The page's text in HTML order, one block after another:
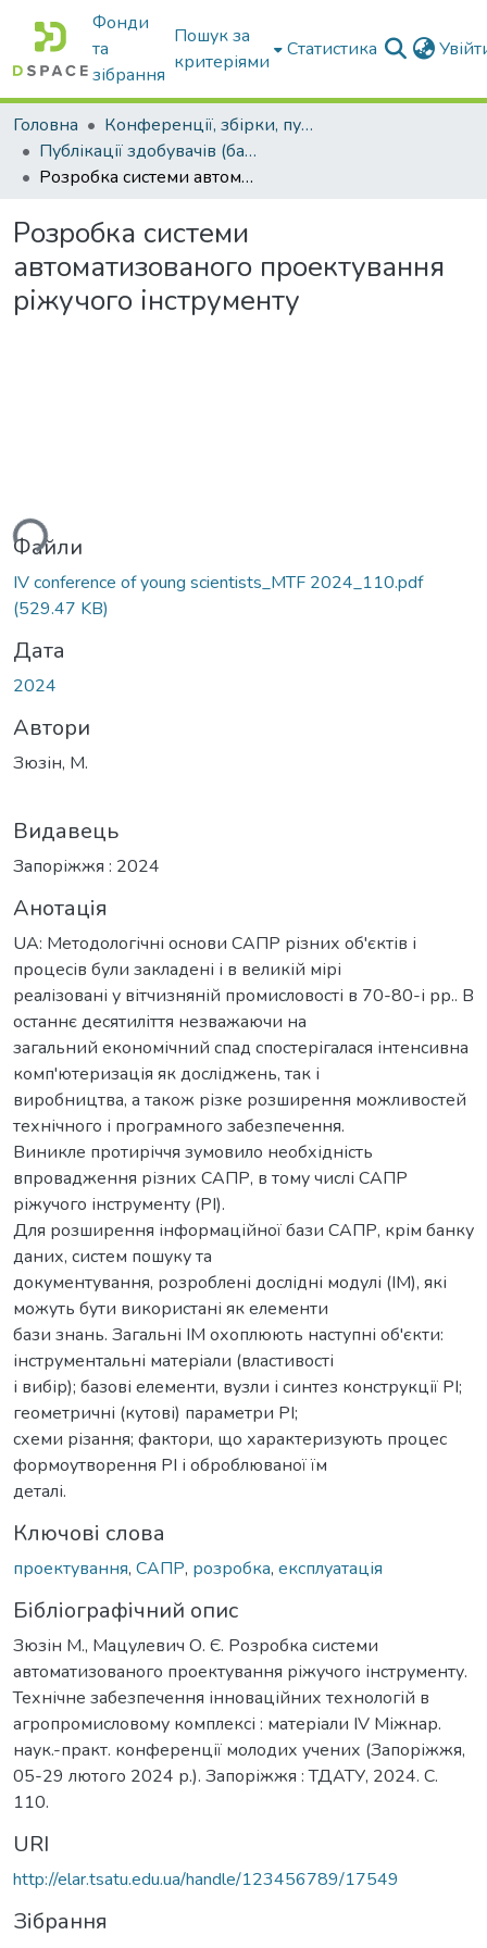
Фонди
та
зібрання
Пошук за
критеріями
Статистика
Головна
Конференції, збірки, публікації молодих вчених і здобувачів : магістрів, бакалаврів, аспірантів.
Публікації здобувачів (бакалаврів. магістрів, аспірантів)
Розробка системи автоматизованого проектування ріжучого інструменту
Розробка системи
автоматизованого проектування
ріжучого інструменту
Файли
ІV conference of young scientists_MTF 2024_110.pdf
(529.47 KB)
Дата
2024
Автори
Зюзін, М.
Видавець
Запоріжжя : 2024
Анотація
UA: Методологічні основи САПР різних об'єктів і
процесів були закладені і в великій мірі
реалізовані у вітчизняній промисловості в 70-80-і рр.. В
останнє десятиліття незважаючи на
загальний економічний спад спостерігалася інтенсивна
комп'ютеризація як досліджень, так і
виробництва, а також різке розширення можливостей
технічного і програмного забезпечення.
Виникле протиріччя зумовило необхідність
впровадження різних САПР, в тому числі САПР
ріжучого інструменту (РІ).
Для розширення інформаційної бази САПР, крім банку
даних, систем пошуку та
документування, розроблені дослідні модулі (ІМ), які
можуть бути використані як елементи
бази знань. Загальні ІМ охоплюють наступні об'єкти:
інструментальні матеріали (властивості
і вибір); базові елементи, вузли і синтез конструкції РІ;
геометричні (кутові) параметри РІ;
схеми різання; фактори, що характеризують процес
формоутворення РІ і оброблюваної їм
деталі.
Ключові слова
проектування, САПР, розробка, експлуатація
Бібліографічний опис
Зюзін М., Мацулевич О. Є. Розробка системи
автоматизованого проектування ріжучого інструменту.
Технічне забезпечення інноваційних технологій в
агропромисловому комплексі : матеріали IV Міжнар.
наук.-практ. конференції молодих учених (Запоріжжя,
05-29 лютого 2024 р.). Запоріжжя : ТДАТУ, 2024. С.
110.
URI
http://elar.tsatu.edu.ua/handle/123456789/17549
Зібрання